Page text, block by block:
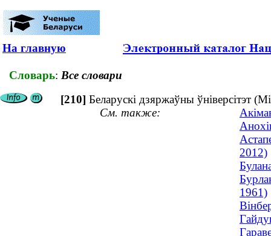
На главную
Словарь: Все словари
[210] Беларускі дзяржаўны ўніверсітэт
См. также:
2012)
1961)